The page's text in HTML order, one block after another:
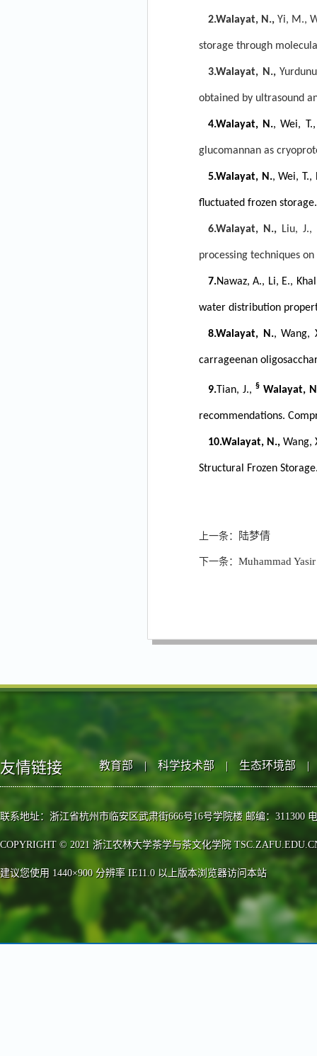
2.Walayat, N., Yi, M.,
storage through
3.Walayat, N.,
obtained by ultrasound
4.Walayat, N., Wei,
glucomannan as
5.Walayat, N., Wei, T.,
fluctuated frozen
6.Walayat, N., Liu,
processing techniques
7.Nawaz, A., Li, E.,
water distribution
8.Walayat, N., Wang,
carrageenan
9.Tian, J.,§ Walayat,
recommendations.
10.Walayat, N.,Wang,
Structural Frozen
上一条： 陆梦倩
下一条： Muhammad Yasir
友情链接 教育部 | 科学技术部 | 生态环境部 |
联系地址：浙江省杭州市临安区武肃街666号16号学院楼 邮编：311300
COPYRIGHT © 2021 浙江农林大学茶学与茶文化学院
建议您使用 1440×900 分辨率 IE11.0 以上版本浏览器访问本站